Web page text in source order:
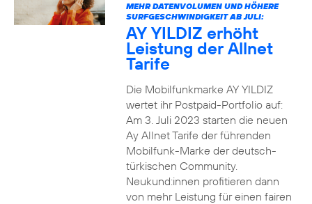
MEHR DATENVOLUMEN UND HÖHERE
SURFGESCHWINDIGKEIT AB JULI:
AY YILDIZ erhöht
Leistung der Allnet
Tarife
Die Mobilfunkmarke AY YILDIZ
wertet ihr Postpaid-Portfolio auf:
Am 3. Juli 2023 starten die neuen
Ay Allnet Tarife der führenden
Mobilfunk-Marke der deutsch-
türkischen Community.
Neukund:innen profitieren dann
von mehr Leistung für einen fairen